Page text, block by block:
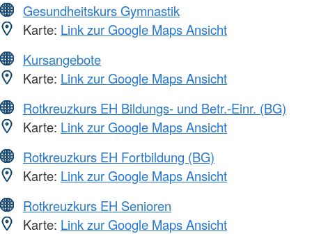
Gesundheitskurs Gymnastik
Karte: Link zur Google Maps Ansicht
Kursangebote
Karte: Link zur Google Maps Ansicht
Rotkreuzkurs EH Bildungs- und Betr.-Einr. (BG)
Karte: Link zur Google Maps Ansicht
Rotkreuzkurs EH Fortbildung (BG)
Karte: Link zur Google Maps Ansicht
Rotkreuzkurs EH Senioren
Karte: Link zur Google Maps Ansicht